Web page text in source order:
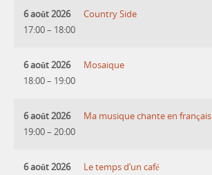
6 août 2026
17:00– 18:00
Country Side
6 août 2026
18:00– 19:00
Mosaique
6 août 2026
19:00– 20:00
Ma musique chante en français
6 août 2026
Le temps d’un café